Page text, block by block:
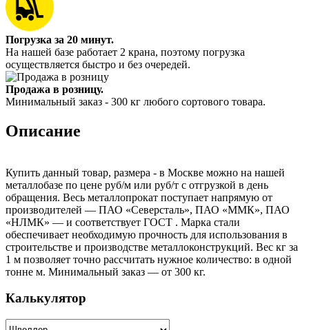
Погрузка за 20 минут.
На нашей базе работает 2 крана, поэтому погрузка
осуществляется быстро и без очередей.
Продажа в розницу.
Минимальный заказ - 300 кг любого сортового товара.
Описание
Купить данный товар, размера - в Москве можно на нашей
металлобазе по цене руб/м или руб/т с отгрузкой в день
обращения. Весь металлопрокат поступает напрямую от
производителей — ПАО «Северсталь», ПАО «ММК», ПАО
«НЛМК» — и соответствует ГОСТ . Марка стали
обеспечивает необходимую прочность для использования в
строительстве и производстве металлоконструкций. Вес кг за
1 м позволяет точно рассчитать нужное количество: в одной
тонне м. Минимальный заказ — от 300 кг.
Калькулятор